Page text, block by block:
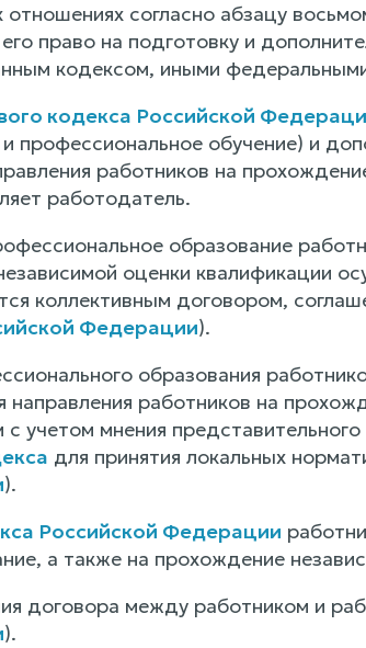
согласно абзацу
право на подготовку и
кодексом, иными
кодекса Российской
профессиональное обучение) и
работников на
работодатель.
образование
оценки квалификации
коллективным договором,
Федерации).
образования
работников на
учетом мнения
для принятия локальных
).
Российской Федерации
а также на прохождение
договора между работником и
).